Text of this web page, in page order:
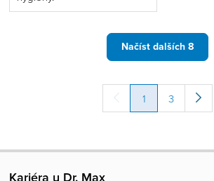
Obecných zásadách zpracování
1 3
Načíst dalších 8
Kariéra u Dr. Max